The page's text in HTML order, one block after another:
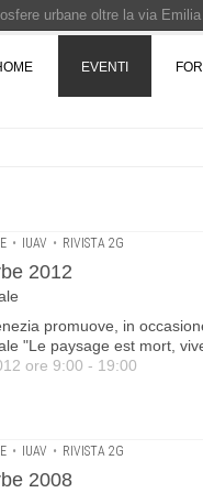
EVENTI
• IUAV • RIVISTA 2G
2012
promuove, in
"Le paysage est mort,
ore 9:00 - 19:00
• IUAV • RIVISTA 2G
2008
urbane oltre la via Emilia
di Pinocchio - Call